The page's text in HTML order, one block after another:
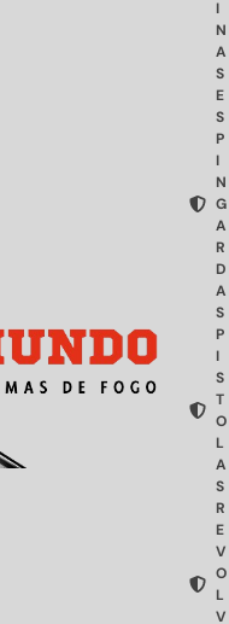
I
N
A
S
E
S
P
I
N
G
A
R
D
A
S
P
I
S
T
O
L
A
S
R
E
V
O
L
V